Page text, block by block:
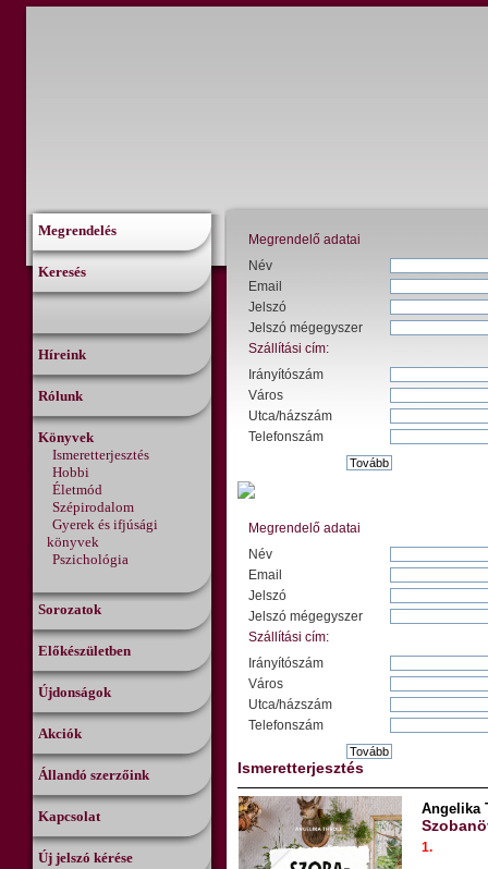
Megrendelés
Keresés
Híreink
Rólunk
Könyvek
Ismeretterjesztés
Hobbi
Életmód
Szépirodalom
Gyerek és ifjúsági
könyvek
Pszichológia
Sorozatok
Előkészületben
Újdonságok
Akciók
Állandó szerzőink
Kapcsolat
Új jelszó kérése
Megrendelő adatai
Név
Email
Jelszó
Jelszó mégegyszer
Szállítási cím:
Irányítószám
Város
Utca/házszám
Telefonszám
Megrendelő adatai
Név
Email
Jelszó
Jelszó mégegyszer
Szállítási cím:
Irányítószám
Város
Utca/házszám
Telefonszám
Ismeretterjesztés
Angelika
1.